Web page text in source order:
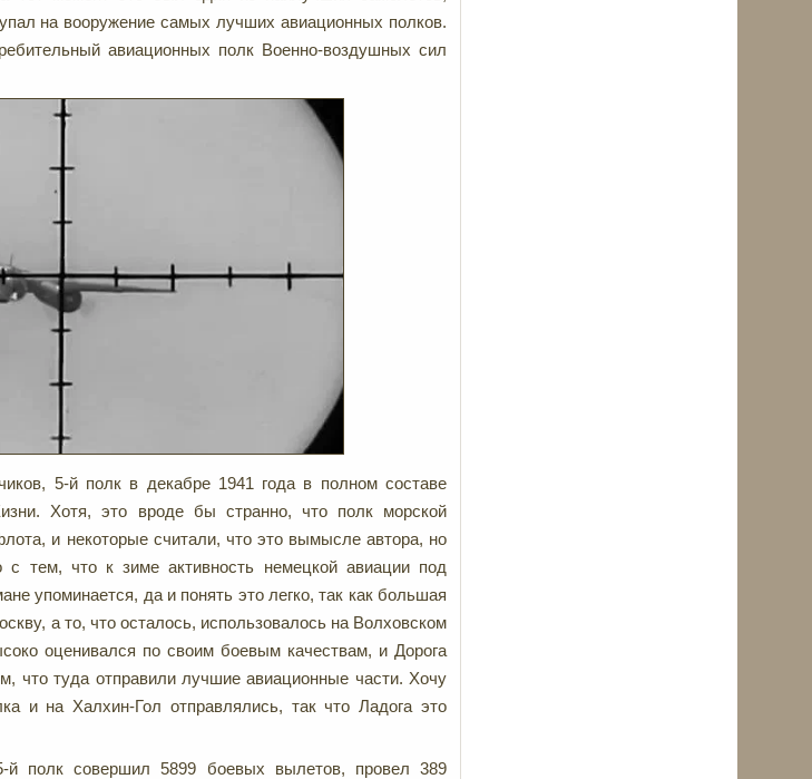
на вооружение самых лучших авиационных полков.
авиационных полк Военно-воздушных сил
5-й полк в декабре 1941 года в полном составе
Хотя, это вроде бы странно, что полк морской
и некоторые считали, что это вымысле автора, но
тем, что к зиме активность немецкой авиации под
упоминается, да и понять это легко, так как большая
а то, что осталось, использовалось на Волховском
оценивался по своим боевым качествам, и Дорога
что туда отправили лучшие авиационные части. Хочу
и на Халхин-Гол отправлялись, так что Ладога это
полк совершил 5899 боевых вылетов, провел 389